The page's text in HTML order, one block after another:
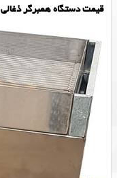
قیمت دستگاه همبرگر ذغالی